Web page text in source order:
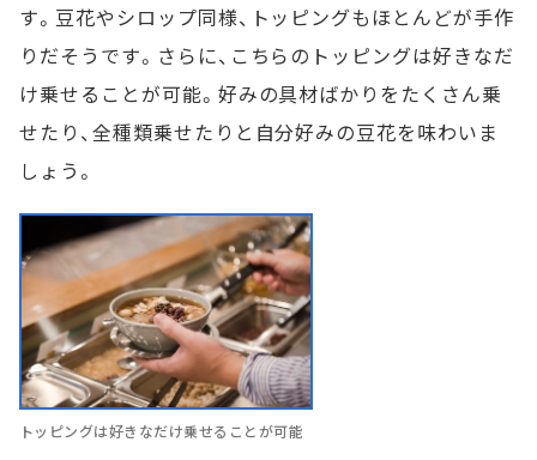
す。豆花やシロップ同様、トッピングもほとんどが手作
りだそうです。さらに、こちらのトッピングは好きなだ
け乗せることが可能。好みの具材ばかりをたくさん乗
せたり、全種類乗せたりと自分好みの豆花を味わいま
しょう。
トッピングは好きなだけ乗せることが可能